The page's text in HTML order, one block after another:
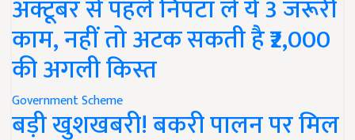
अक्टूबर से पहले निपटा लें ये 3 जरूरी
काम, नहीं तो अटक सकती है ₹2,000
की अगली किस्त
Government Scheme
बड़ी खुशखबरी! बकरी पालन पर मिल